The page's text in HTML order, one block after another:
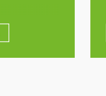
9:00-